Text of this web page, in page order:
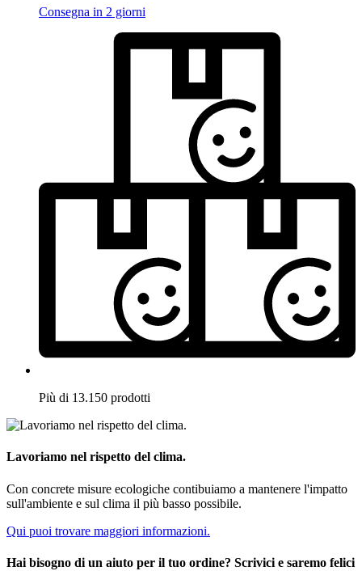
Consegna in 2 giorni
Più di 13.150 prodotti
Lavoriamo nel rispetto del clima.
Con concrete misure ecologiche contibuiamo a mantenere l'impatto
sull'ambiente e sul clima il più basso possibile.
Qui puoi trovare maggiori informazioni.
Hai bisogno di un aiuto per il tuo ordine? Scrivici e saremo felici